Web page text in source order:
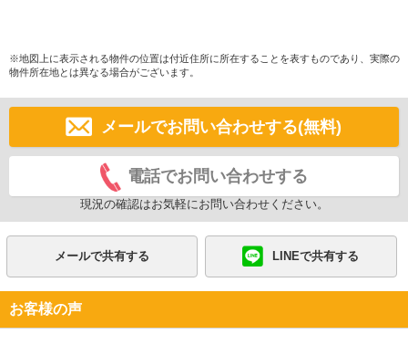
※地図上に表示される物件の位置は付近住所に所在することを表すものであり、実際の
物件所在地とは異なる場合がございます。
メールでお問い合わせする(無料)
電話でお問い合わせする
現況の確認はお気軽にお問い合わせください。
メールで共有する LINEで共有する
お客様の声